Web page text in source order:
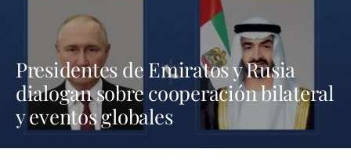
Presidentes de Emiratos y Rusia
dialogan sobre cooperación bilateral
y eventos globales